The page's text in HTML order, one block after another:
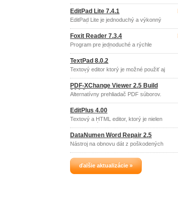
rýchle opakované použitie.
EditPad Lite 7.4.1
EditPad Lite je jednoduchý a výkonný
textový editor.
Foxit Reader 7.3.4
Program pre jednoduché a rýchle
prezeranie a tlač PDF dokumentov.
TextPad 8.0.2
Textový editor ktorý je možné použiť aj
ako náhradu za windows notepad.
PDF-XChange Viewer 2.5 Build
314.0
Alternatívny prehliadač PDF súborov.
EditPlus 4.00
Textový a HTML editor, ktorý je nielen
vhodnou náhradou za Windows Notepad,
ale poskytuje aj množstvo užitočných
funkcií pre programátorov: zvýraznenie
syntaxe HTML, PHP, ASP, JavaScript,
VBScript, Perl, Java, C/C a ďalších
programovacích jazykov na základe
zvolených šablón , ktoré sú užívateľsky
mo
DataNumen Word Repair 2.5
Nástroj na obnovu dát z poškodených
ďalšie aktualizácie »